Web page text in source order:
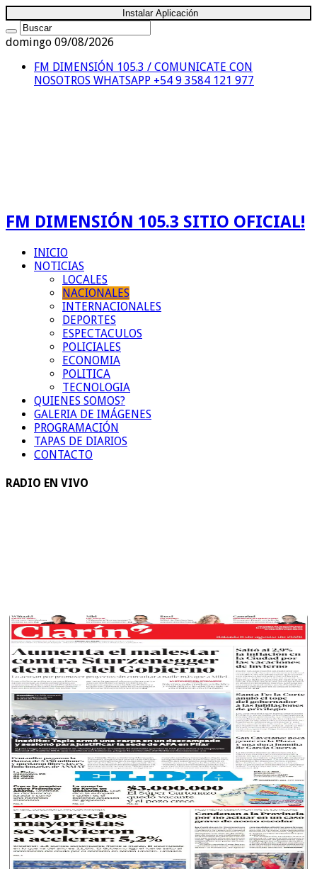
Instalar Aplicación
domingo 09/08/2026
FM DIMENSIÓN 105.3 / COMUNICATE CON
NOSOTROS WHATSAPP +54 9 3584 121 977
FM DIMENSIÓN 105.3 SITIO OFICIAL!
INICIO
NOTICIAS
LOCALES
NACIONALES
INTERNACIONALES
DEPORTES
ESPECTACULOS
POLICIALES
ECONOMIA
POLITICA
TECNOLOGIA
QUIENES SOMOS?
GALERIA DE IMÁGENES
PROGRAMACIÓN
TAPAS DE DIARIOS
CONTACTO
RADIO EN VIVO